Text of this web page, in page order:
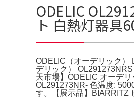
ODELIC
ト 白熱灯器具
ODELIC（オーデリック）
デリック）
天市場】ODELIC オーデ
OL291273NR- 色温度:
す。【展示品】BIARRITZ